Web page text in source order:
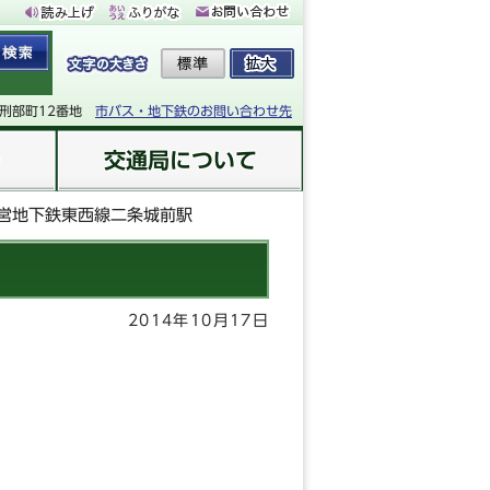
部町12番地 市バス・地下鉄のお問い合わせ先
交通局について
地下鉄東西線二条城前駅
2014年10月17日